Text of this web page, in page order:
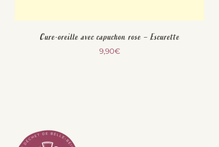
Cure-oreille avec capuchon rose – Escurette
9,90€